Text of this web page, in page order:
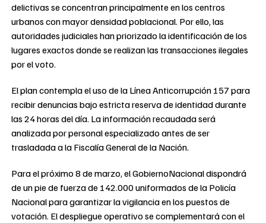
delictivas se concentran principalmente en los centros
urbanos con mayor densidad poblacional. Por ello, las
autoridades judiciales han priorizado la identificación de los
lugares exactos donde se realizan las transacciones ilegales
por el voto.
El plan contempla el uso de la Línea Anticorrupción 157 para
recibir denuncias bajo estricta reserva de identidad durante
las 24 horas del día. La información recaudada será
analizada por personal especializado antes de ser
trasladada a la Fiscalía General de la Nación.
Para el próximo 8 de marzo, el GobiernoNacional dispondrá
de un pie de fuerza de 142.000 uniformados de la Policía
Nacional para garantizar la vigilancia en los puestos de
votación. El despliegue operativo se complementará con el